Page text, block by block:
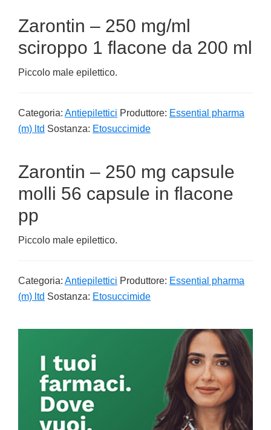
Zarontin – 250 mg/ml
sciroppo 1 flacone da 200 ml
Piccolo male epilettico.
Categoria: Antiepilettici Produttore: Essential pharma
(m) ltd Sostanza: Etosuccimide
Zarontin – 250 mg capsule
molli 56 capsule in flacone
pp
Piccolo male epilettico.
Categoria: Antiepilettici Produttore: Essential pharma
(m) ltd Sostanza: Etosuccimide
Sidebar